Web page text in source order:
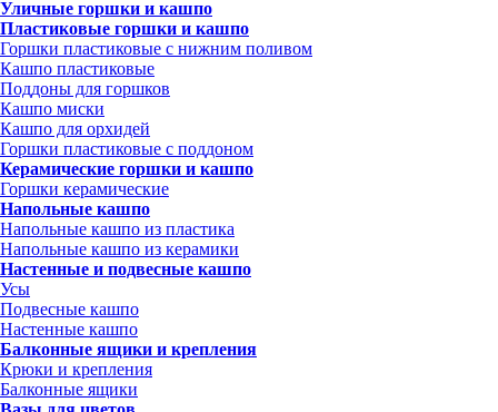
Уличные горшки и кашпо
Пластиковые горшки и кашпо
Горшки пластиковые с нижним поливом
Кашпо пластиковые
Поддоны для горшков
Кашпо миски
Кашпо для орхидей
Горшки пластиковые с поддоном
Керамические горшки и кашпо
Горшки керамические
Напольные кашпо
Напольные кашпо из пластика
Напольные кашпо из керамики
Настенные и подвесные кашпо
Усы
Подвесные кашпо
Настенные кашпо
Балконные ящики и крепления
Крюки и крепления
Балконные ящики